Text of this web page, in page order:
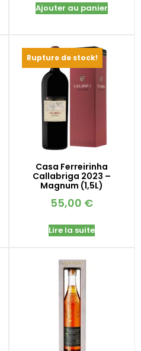
Ajouter au panier
Rupture de stock!
Casa Ferreirinha
Callabriga 2023 –
Magnum (1,5L)
55,00 €
Lire la suite